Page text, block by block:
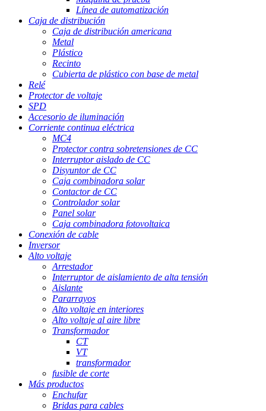
Línea de automatización
Caja de distribución
Caja de distribución americana
Metal
Plástico
Recinto
Cubierta de plástico con base de metal
Relé
Protector de voltaje
SPD
Accesorio de iluminación
Corriente continua eléctrica
MC4
Protector contra sobretensiones de CC
Interruptor aislado de CC
Disyuntor de CC
Caja combinadora solar
Contactor de CC
Controlador solar
Panel solar
Caja combinadora fotovoltaica
Conexión de cable
Inversor
Alto voltaje
Arrestador
Interruptor de aislamiento de alta tensión
Aislante
Pararrayos
Alto voltaje en interiores
Alto voltaje al aire libre
Transformador
CT
VT
transformador
fusible de corte
Más productos
Enchufar
Bridas para cables